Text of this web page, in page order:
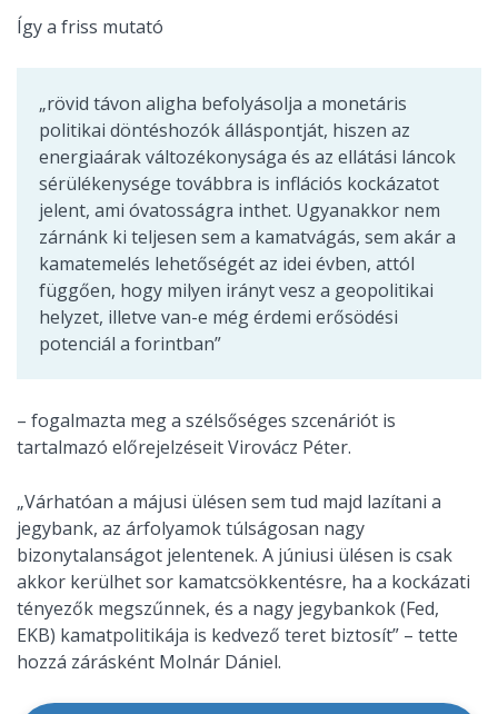
Így a friss mutató
„rövid távon aligha befolyásolja a monetáris
politikai döntéshozók álláspontját, hiszen az
energiaárak változékonysága és az ellátási láncok
sérülékenysége továbbra is inflációs kockázatot
jelent, ami óvatosságra inthet. Ugyanakkor nem
zárnánk ki teljesen sem a kamatvágás, sem akár a
kamatemelés lehetőségét az idei évben, attól
függően, hogy milyen irányt vesz a geopolitikai
helyzet, illetve van-e még érdemi erősödési
potenciál a forintban”
– fogalmazta meg a szélsőséges szcenáriót is
tartalmazó előrejelzéseit Virovácz Péter.
„Várhatóan a májusi ülésen sem tud majd lazítani a
jegybank, az árfolyamok túlságosan nagy
bizonytalanságot jelentenek. A júniusi ülésen is csak
akkor kerülhet sor kamatcsökkentésre, ha a kockázati
tényezők megszűnnek, és a nagy jegybankok (Fed,
EKB) kamatpolitikája is kedvező teret biztosít” – tette
hozzá zárásként Molnár Dániel.